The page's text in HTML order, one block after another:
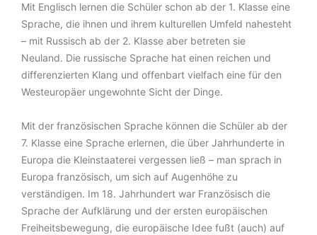
Mit Englisch lernen die Schüler schon ab der 1. Klasse eine
Sprache, die ihnen und ihrem kulturellen Umfeld nahesteht
– mit Russisch ab der 2. Klasse aber betreten sie
Neuland. Die russische Sprache hat einen reichen und
differenzierten Klang und offenbart vielfach eine für den
Westeuropäer ungewohnte Sicht der Dinge.
Mit der französischen Sprache können die Schüler ab der
7. Klasse eine Sprache erlernen, die über Jahrhunderte in
Europa die Kleinstaaterei vergessen ließ – man sprach in
Europa französisch, um sich auf Augenhöhe zu
verständigen. Im 18. Jahrhundert war Französisch die
Sprache der Aufklärung und der ersten europäischen
Freiheitsbewegung, die europäische Idee fußt (auch) auf